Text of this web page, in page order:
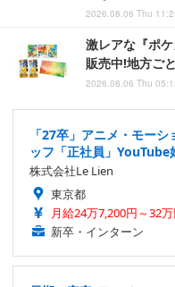
2026.08.06 Thu
激レアな『ポ
販売中!地方ご
2026.08.06 Thu
「27卒」アニメ・モー
ッフ「正社員」
株式会社Le Lien
東京都
月給24万7,200円～32
新卒・インターン